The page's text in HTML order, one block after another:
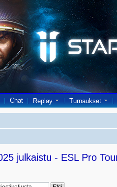
Chat Replay Turnaukset
julkaistu - ESL Pro